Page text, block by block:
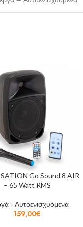
Go Sound 8 AIR
– 65 Watt RMS
- Αυτοενισχυόμενα
159,00€